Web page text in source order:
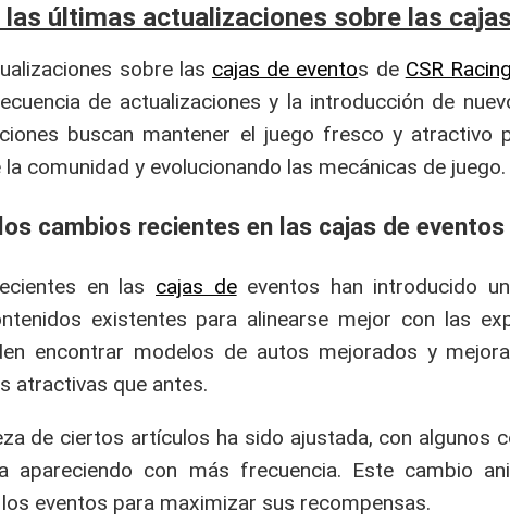
las últimas actualizaciones sobre las
sobre las cajas de eventos de CSR
de actualizaciones y la introducción de
buscan mantener el juego fresco y atractivo
comunidad y evolucionando las mecánicas de juego.
cambios recientes en las cajas de eventos
en las cajas deeventos han introducido
existentes para alinearse mejor con las
encontrar modelos de autos mejorados y
atractivas que antes.
de ciertos artículos ha sido ajustada, con algunos
apareciendo con más frecuencia. Este cambio
eventos para maximizar sus recompensas.